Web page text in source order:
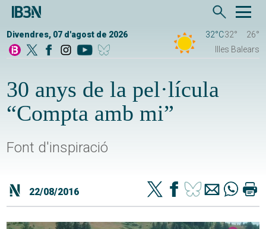
Divendres, 07 d'agost de 2026 32°C32°
26°
Illes Balears
30 anys de la pel·lícula
“Compta amb mi”
Font d'inspiració
22/08/2016